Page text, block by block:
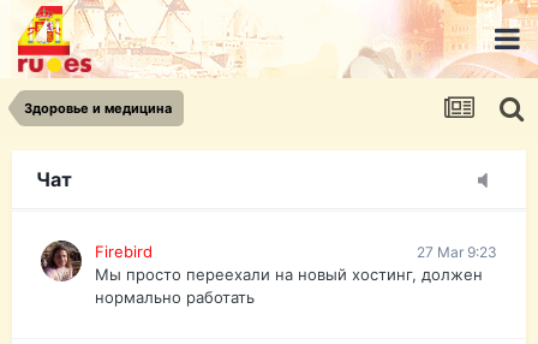
Здоровье и медицина
Чат
urist.dokument@gmail.com
https://pasport-ua.com/
Телеграмм @uristpassua
Firebird
Друзья - из России без VPN сайт и форум
Firebird 27 Mar 9:23
Мы просто переехали на новый хостинг, должен
нормально работать